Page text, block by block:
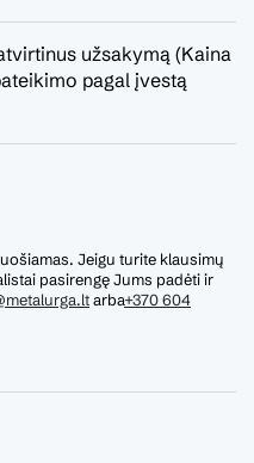
Jeigu turite klausimų
pasirengę Jums padėti ir
arba+370 604
užsakymą (Kaina
pagal įvestą